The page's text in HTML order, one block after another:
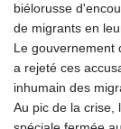
biélorusse
de migrants en
Le gouvernement
a rejeté ces
inhumain des
Au pic de la crise,